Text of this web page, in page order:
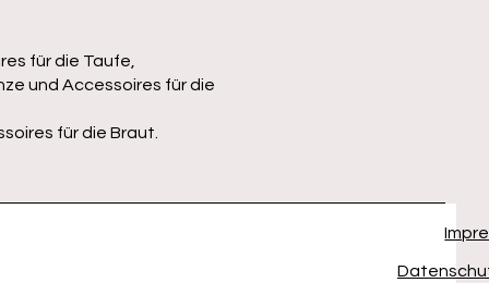
für die Taufe,
und Accessoires für die
für die Braut.